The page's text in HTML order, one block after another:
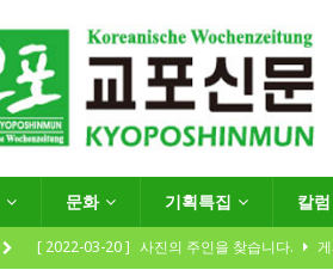
문화 기획특집 칼럼
[ 2022-03-20 ] 사진의 주인을 찾습니다.